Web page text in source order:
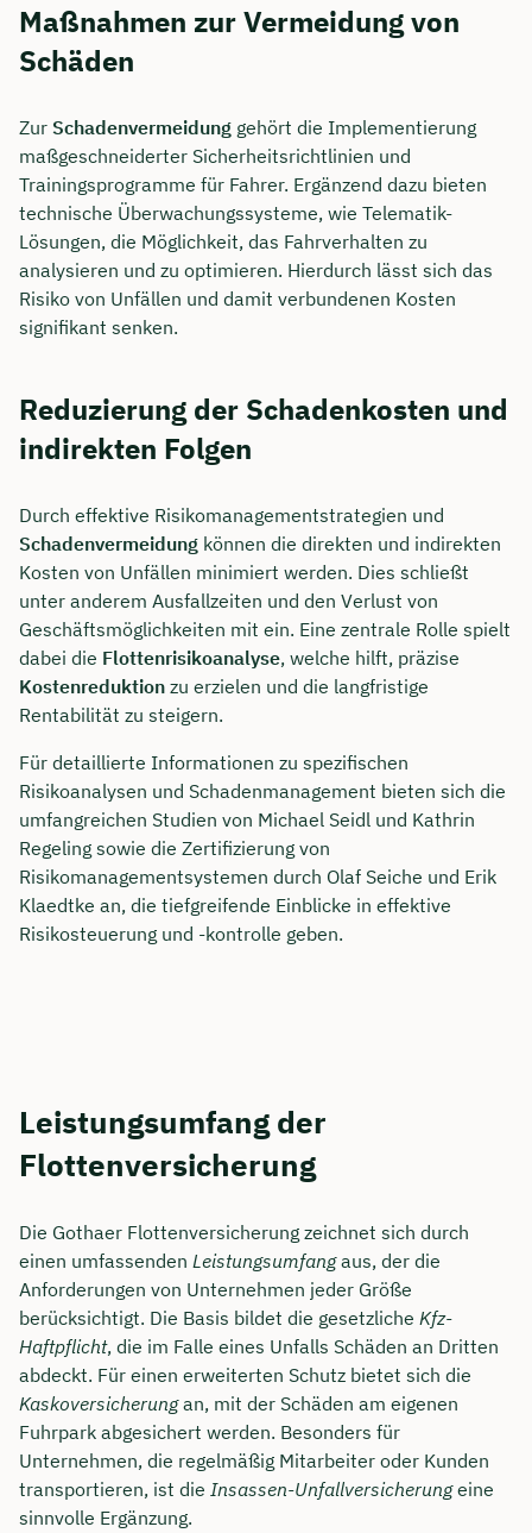
Maßnahmen zur Vermeidung von
Schäden
Zur Schadenvermeidung gehört die Implementierung
maßgeschneiderter Sicherheitsrichtlinien und
Trainingsprogramme für Fahrer. Ergänzend dazu bieten
technische Überwachungssysteme, wie Telematik-
Lösungen, die Möglichkeit, das Fahrverhalten zu
analysieren und zu optimieren. Hierdurch lässt sich das
Risiko von Unfällen und damit verbundenen Kosten
signifikant senken.
Reduzierung der Schadenkosten und
indirekten Folgen
Durch effektive Risikomanagementstrategien und
Schadenvermeidung können die direkten und indirekten
Kosten von Unfällen minimiert werden. Dies schließt
unter anderem Ausfallzeiten und den Verlust von
Geschäftsmöglichkeiten mit ein. Eine zentrale Rolle spielt
dabei die Flottenrisikoanalyse, welche hilft, präzise
Kostenreduktion zu erzielen und die langfristige
Rentabilität zu steigern.
Für detaillierte Informationen zu spezifischen
Risikoanalysen und Schadenmanagement bieten sich die
umfangreichen Studien von Michael Seidl und Kathrin
Regeling sowie die Zertifizierung von
Risikomanagementsystemen durch Olaf Seiche und Erik
Klaedtke an, die tiefgreifende Einblicke in effektive
Risikosteuerung und -kontrolle geben.
Leistungsumfang der
Flottenversicherung
Die Gothaer Flottenversicherung zeichnet sich durch
einen umfassenden Leistungsumfangaus, der die
Anforderungen von Unternehmen jeder Größe
berücksichtigt. Die Basis bildet die gesetzliche Kfz-
Haftpflicht, die im Falle eines Unfalls Schäden an Dritten
abdeckt. Für einen erweiterten Schutz bietet sich die
Kaskoversicherungan, mit der Schäden am eigenen
Fuhrpark abgesichert werden. Besonders für
Unternehmen, die regelmäßig Mitarbeiter oder Kunden
transportieren, ist die Insassen-Unfallversicherungeine
sinnvolle Ergänzung.